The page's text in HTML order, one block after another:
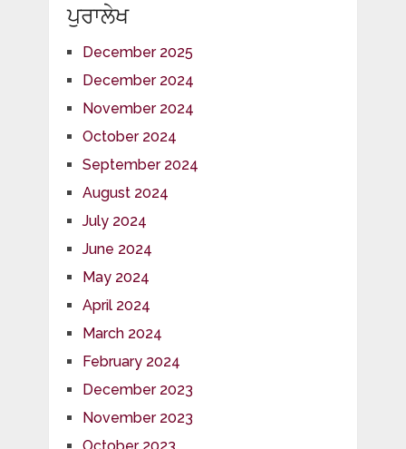
ਪੁਰਾਲੇਖ
December 2025
December 2024
November 2024
October 2024
September 2024
August 2024
July 2024
June 2024
May 2024
April 2024
March 2024
February 2024
December 2023
November 2023